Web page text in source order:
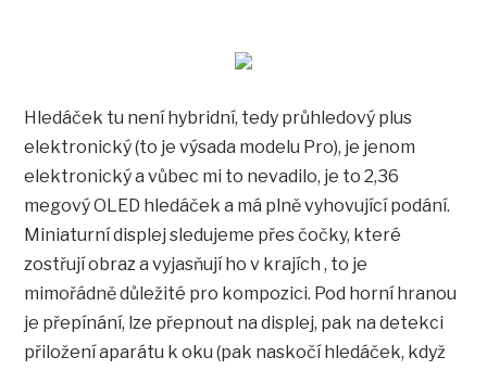
Hledáček tu není hybridní, tedy průhledový plus
elektronický (to je výsada modelu Pro), je jenom
elektronický a vůbec mi to nevadilo, je to 2,36
megový OLED hledáček a má plně vyhovující podání.
Miniaturní displej sledujeme přes čočky, které
zostřují obraz a vyjasňují ho v krajích , to je
mimořádně důležité pro kompozici. Pod horní hranou
je přepínání, lze přepnout na displej, pak na detekci
přiložení aparátu k oku (pak naskočí hledáček, když